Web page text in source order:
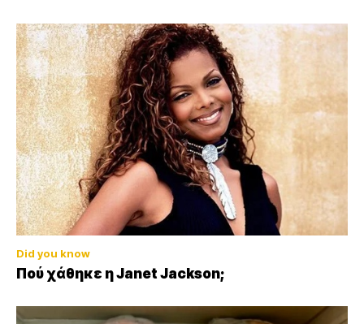
Did you know
Πού χάθηκε η Janet Jackson;